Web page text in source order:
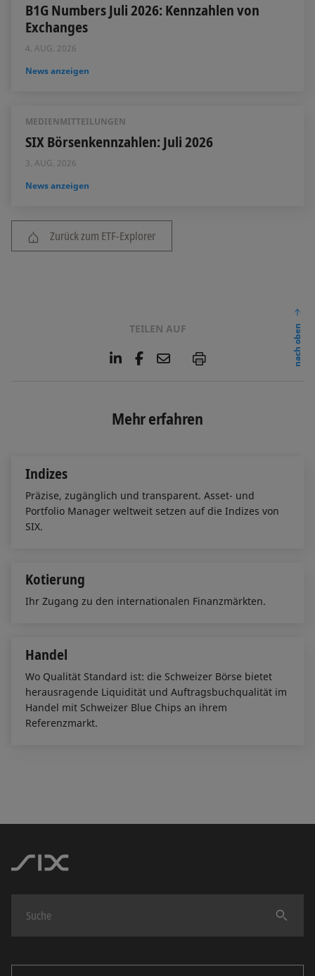
B1G Numbers Juli 2026: Kennzahlen von
Exchanges
4. AUG. 2026
News anzeigen
MEDIENMITTEILUNGEN
SIX Börsenkennzahlen: Juli 2026
3. AUG. 2026
News anzeigen
Zurück zum ETF-Explorer
TEILEN AUF
L
e
d
F
o
E
l
P
nach oben
Mehr erfahren
Indizes
Präzise, zugänglich und transparent. Asset- und
Portfolio Manager weltweit setzen auf die Indizes von
SIX.
Kotierung
Ihr Zugang zu den internationalen Finanzmärkten.
Handel
Wo Qualität Standard ist: die Schweizer Börse bietet
herausragende Liquidität und Auftragsbuchqualität im
Handel mit Schweizer Blue Chips an ihrem
Referenzmarkt.
Finden